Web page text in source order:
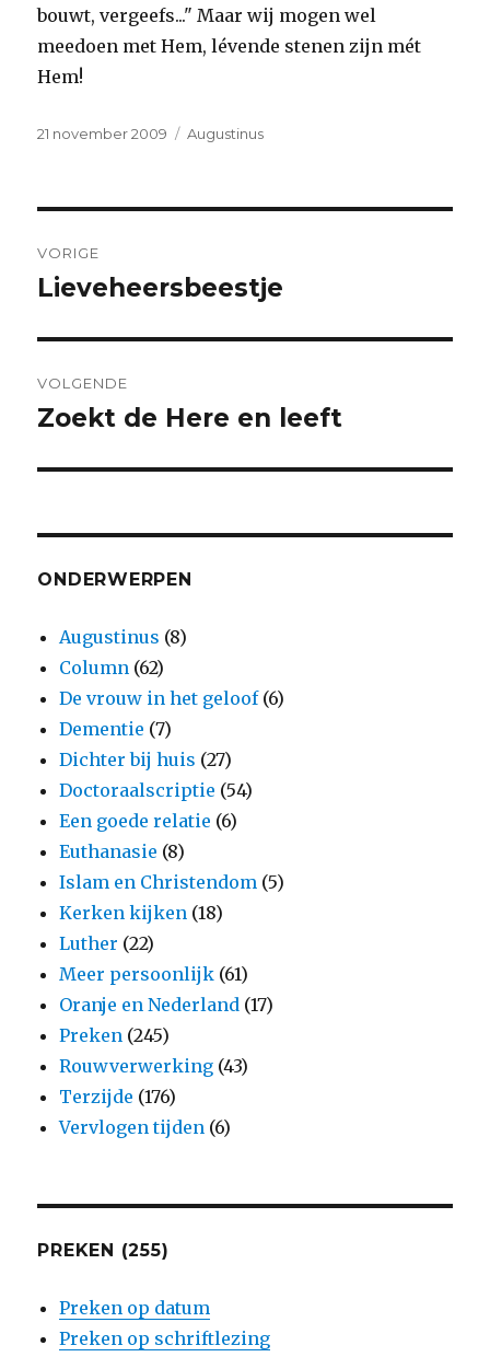
bouwt, vergeefs..." Maar wij mogen wel
meedoen met Hem, lévende stenen zijn mét
Hem!
Geplaatst
21 november 2009 Categorieën
Augustinus
navigatie
VORIGE
Vorig
Lieveheersbeestje
VOLGENDE
Volgend
Zoekt de Here en leeft
ONDERWERPEN
Augustinus (8)
Column (62)
De vrouw in het geloof(6)
Dementie (7)
Dichter bij huis (27)
Doctoraalscriptie (54)
Een goede relatie (6)
Euthanasie (8)
Islam en Christendom (5)
Kerken kijken (18)
Luther (22)
Meer persoonlijk (61)
Oranje en Nederland (17)
Preken (245)
Rouwverwerking (43)
Terzijde (176)
Vervlogen tijden (6)
PREKEN (255)
Preken op datum
Preken op schriftlezing